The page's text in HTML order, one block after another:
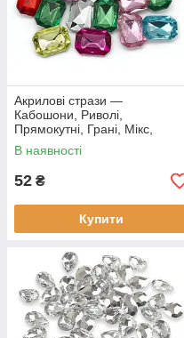
Акрилові стрази —
Кабошони, Риволі,
Прямокутні, Грані, Мікс,
18х13х5мм, (20 шт.)
В наявності
52 ₴
Купити